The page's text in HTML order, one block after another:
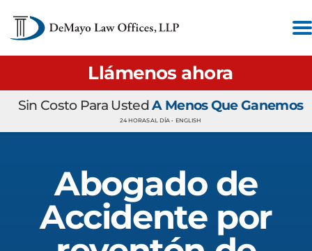
Llámenos ahora
Sin Costo Para UstedA Menos Que Ganemos
24 HORAS AL DÍA • ENGLISH
Abogado de
Accidente por